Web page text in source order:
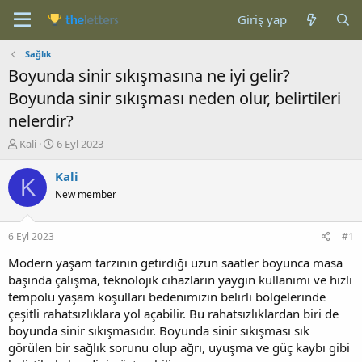
Giriş yap
Sağlık
Boyunda sinir sıkışmasına ne iyi gelir?
Boyunda sinir sıkışması neden olur, belirtileri
nelerdir?
K
n
b
u
u
b
a
l
a
t
a
n
Kali
B
ş
a
ç
t
a
r
i
h
i
6 Eyl 2023
K Kali
New member
6 Eyl 2023 #1
Modern yaşam tarzının getirdiği uzun saatler boyunca masa
başında çalışma, teknolojik cihazların yaygın kullanımı ve hızlı
tempolu yaşam koşulları bedenimizin belirli bölgelerinde
çeşitli rahatsızlıklara yol açabilir. Bu rahatsızlıklardan biri de
boyunda sinir sıkışmasıdır. Boyunda sinir sıkışması sık
görülen bir sağlık sorunu olup ağrı, uyuşma ve güç kaybı gibi